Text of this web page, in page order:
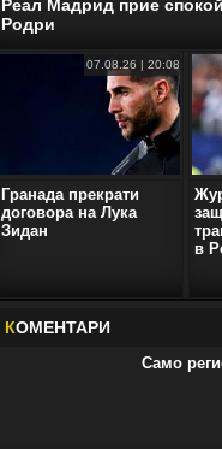
Реал Мадрид прие
Родри
07.08.26 | 20:08
Гранада прекрати
договора на Лука
Зидан
в
КОМЕНТАРИ
Само